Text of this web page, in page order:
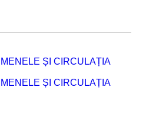
ȘI CIRCULAȚIA
ȘI CIRCULAȚIA